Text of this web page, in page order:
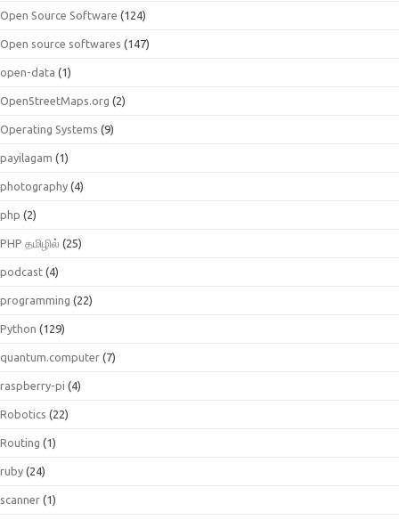
Open Source Software (124)
Open source softwares (147)
open-data (1)
OpenStreetMaps.org (2)
Operating Systems (9)
payilagam (1)
photography (4)
php (2)
PHP தமிழில் (25)
podcast (4)
programming (22)
Python (129)
quantum.computer (7)
raspberry-pi (4)
Robotics (22)
Routing (1)
ruby (24)
scanner (1)